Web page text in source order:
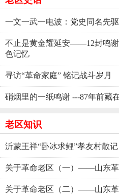
一文一武一电波：党史同名先
不止是黄金耀延安——12封鸣
色记忆
寻访“革命家庭” 铭记战斗岁月
硝烟里的一纸鸣谢 ---87年前藏
老区知识
沂蒙王祥“卧冰求鲤”孝友村散记
关于革命老区（一）——山东革
关于革命老区（二）——山东革